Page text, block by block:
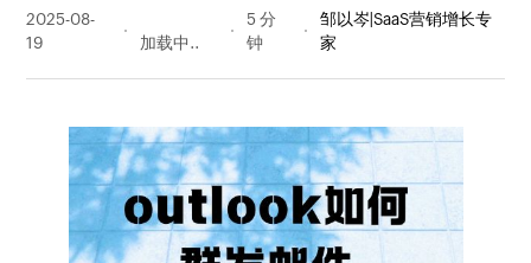
2025-08-
19
量
5 分
钟
邹以岑|SaaS营销增长专
家